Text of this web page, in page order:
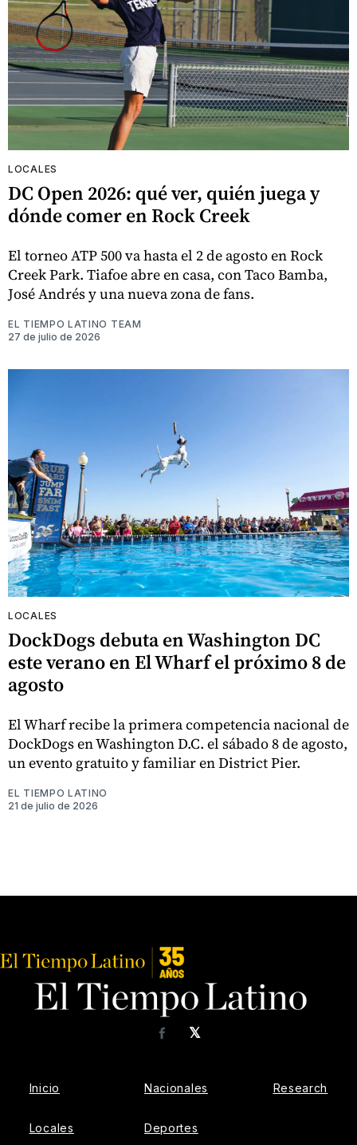
LOCALES
DC Open 2026: qué ver, quién juega y
dónde comer en Rock Creek
El torneo ATP 500 va hasta el 2 de agosto en Rock
Creek Park. Tiafoe abre en casa, con Taco Bamba,
José Andrés y una nueva zona de fans.
EL TIEMPO LATINO TEAM
27 de julio de 2026
LOCALES
DockDogs debuta en Washington DC
este verano en El Wharf el próximo 8 de
agosto
El Wharf recibe la primera competencia nacional de
DockDogs en Washington D.C. el sábado 8 de agosto,
un evento gratuito y familiar en District Pier.
EL TIEMPO LATINO
21 de julio de 2026
𝕏
Facebook
Inicio
Locales
Nacionales
Deportes
Research